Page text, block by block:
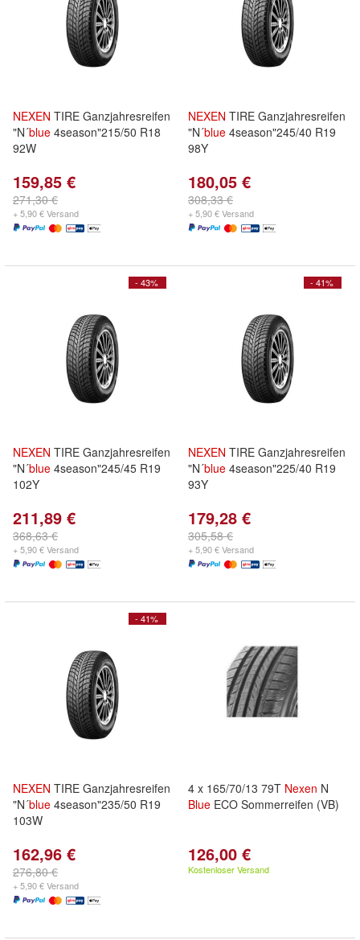
NEXEN TIRE Ganzjahresreifen
"N´blue 4season"215/50 R18
92W
159,85 €
271,30 €
+ 5,90 € Versand
NEXEN TIRE Ganzjahresreifen
"N´blue 4season"245/40 R19
98Y
180,05 €
308,33 €
+ 5,90 € Versand
- 43%
NEXEN TIRE Ganzjahresreifen
"N´blue 4season"245/45 R19
102Y
211,89 €
368,63 €
+ 5,90 € Versand
- 41%
NEXEN TIRE Ganzjahresreifen
"N´blue 4season"225/40 R19
93Y
179,28 €
305,58 €
+ 5,90 € Versand
- 41%
NEXEN TIRE Ganzjahresreifen
"N´blue 4season"235/50 R19
103W
162,96 €
276,80 €
+ 5,90 € Versand
4 x 165/70/13 79T Nexen N
Blue ECO Sommerreifen (VB)
126,00 €
Kostenloser Versand